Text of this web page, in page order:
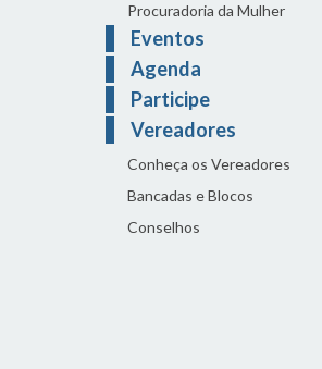
Procuradoria da Mulher
Eventos
Agenda
Participe
Vereadores
Conheça os Vereadores
Bancadas e Blocos
Conselhos